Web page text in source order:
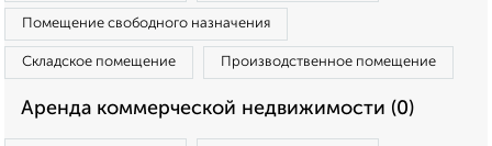
Помещение свободного назначения
Складское помещение Производственное помещение
Аренда коммерческой недвижимости (0)